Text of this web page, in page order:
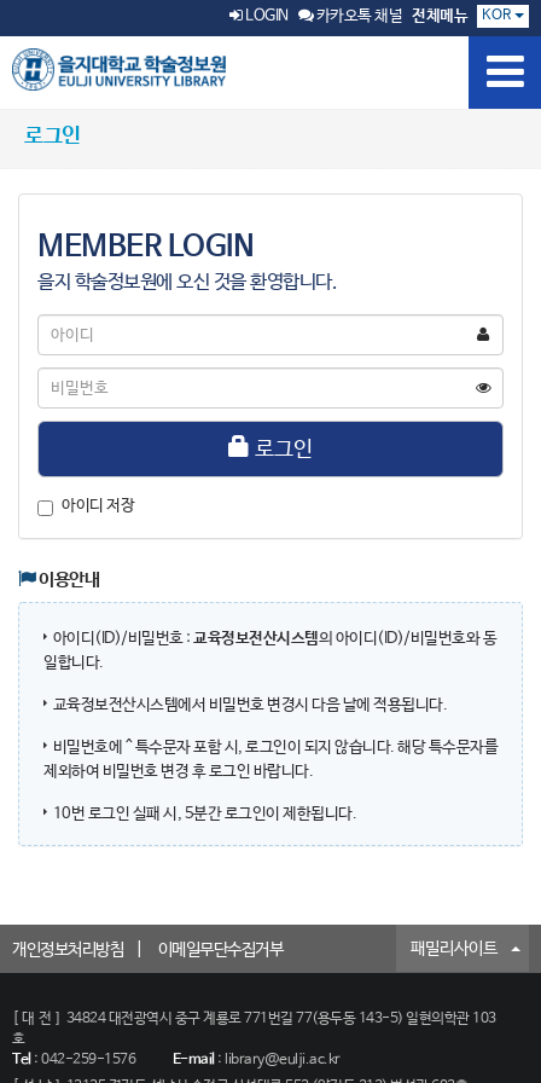
LOGIN 카카오톡 채널 전체메뉴 KOR
로그인
MEMBER LOGIN
을지 학술정보원에 오신 것을 환영합니다.
아
디
비
번
로그인
아이디 저장
이용안내
아이디(ID)/비밀번호 : 교육정보전산시스템의 아이디(ID)/비밀번호와 동
일합니다.
교육정보전산시스템에서 비밀번호 변경시 다음 날에 적용됩니다.
비밀번호에 ^ 특수문자 포함 시, 로그인이 되지 않습니다. 해당 특수문자를
제외하여 비밀번호 변경 후 로그인 바랍니다.
10번 로그인 실패 시, 5분간 로그인이 제한됩니다.
개인정보처리방침 이메일무단수집거부 패밀리사이트
[대전]
34824 대전광역시 중구 계룡로 771번길 77(용두동 143-5) 일현의학관 103
호
Tel: 042-259-1576 E-mail: library@eulji.ac.kr